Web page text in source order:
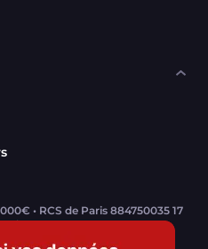
• RCS de Paris 884750035 17
France